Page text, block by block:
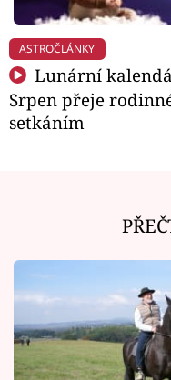
ASTROČLÁNKY
Lunární
Srpen přeje
setkáním